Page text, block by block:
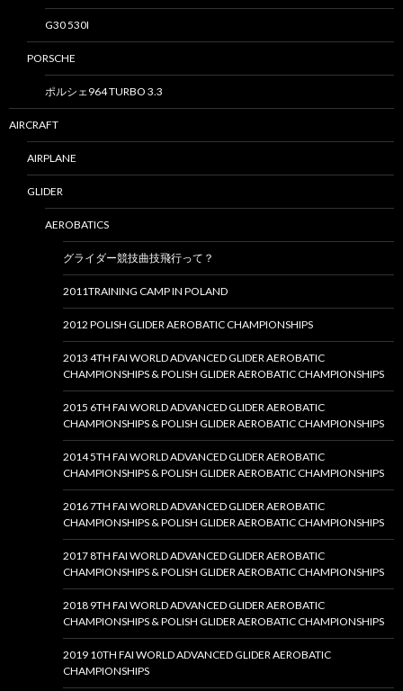
G30 530I
PORSCHE
ポルシェ964 TURBO 3.3
AIRCRAFT
AIRPLANE
GLIDER
AEROBATICS
グライダー競技曲技飛行って？
2011TRAINING CAMP IN POLAND
2012 POLISH GLIDER AEROBATIC CHAMPIONSHIPS
2013 4TH FAI WORLD ADVANCED GLIDER AEROBATIC
CHAMPIONSHIPS & POLISH GLIDER AEROBATIC CHAMPIONSHIPS
2015 6TH FAI WORLD ADVANCED GLIDER AEROBATIC
CHAMPIONSHIPS & POLISH GLIDER AEROBATIC CHAMPIONSHIPS
2014 5TH FAI WORLD ADVANCED GLIDER AEROBATIC
CHAMPIONSHIPS & POLISH GLIDER AEROBATIC CHAMPIONSHIPS
2016 7TH FAI WORLD ADVANCED GLIDER AEROBATIC
CHAMPIONSHIPS & POLISH GLIDER AEROBATIC CHAMPIONSHIPS
2017 8TH FAI WORLD ADVANCED GLIDER AEROBATIC
CHAMPIONSHIPS & POLISH GLIDER AEROBATIC CHAMPIONSHIPS
2018 9TH FAI WORLD ADVANCED GLIDER AEROBATIC
CHAMPIONSHIPS & POLISH GLIDER AEROBATIC CHAMPIONSHIPS
2019 10TH FAI WORLD ADVANCED GLIDER AEROBATIC
CHAMPIONSHIPS